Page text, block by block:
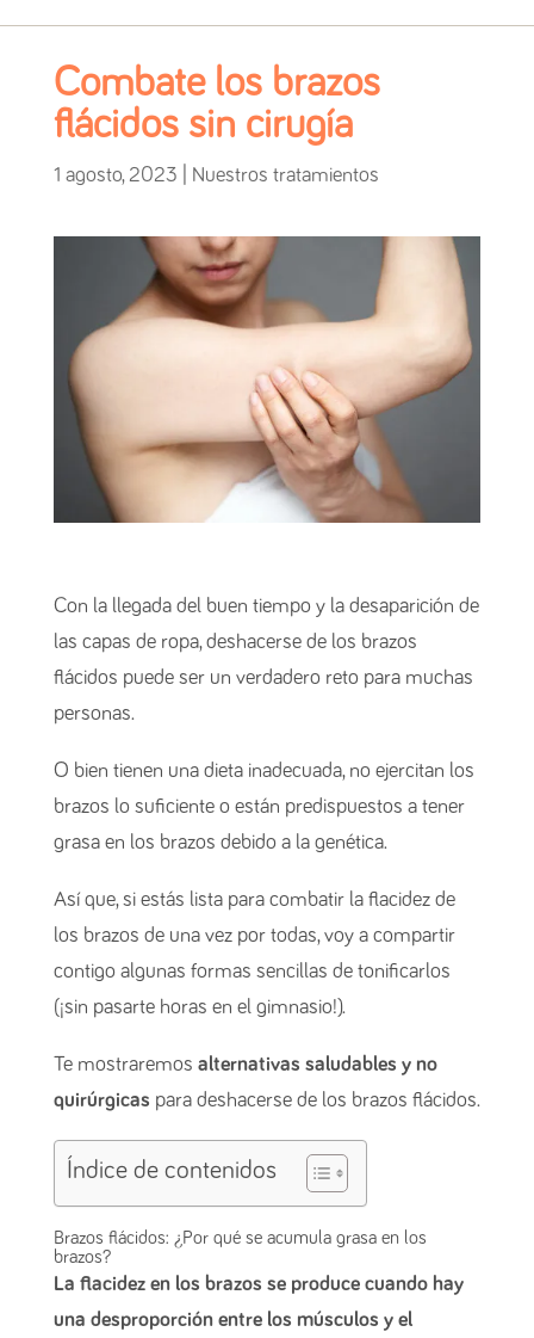
Combate los brazos
flácidos sin cirugía
1 agosto, 2023 Nuestros tratamientos
Con la llegada del buen tiempo y la desaparición de
las capas de ropa, deshacerse de los brazos
flácidos puede ser un verdadero reto para muchas
personas.
O bien tienen una dieta inadecuada, no ejercitan los
brazos lo suficiente o están predispuestos a tener
grasa en los brazos debido a la genética.
Así que, si estás lista para combatir la flacidez de
los brazos de una vez por todas, voy a compartir
contigo algunas formas sencillas de tonificarlos
(¡sin pasarte horas en el gimnasio!).
Te mostraremos alternativas saludables y no
quirúrgicas para deshacerse de los brazos flácidos.
Índice de contenidos
Brazos flácidos: ¿Por qué se acumula grasa en los
brazos?
La flacidez en los brazos se produce cuando hay
una desproporción entre los músculos y el